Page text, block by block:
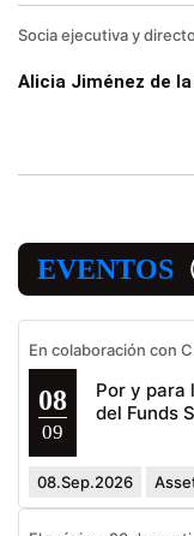
Socia ejecutiva y
Alicia Jiménez de la
EVENTOS
En colaboración con
08
09
Por y para
del Funds
08.Sep.2026